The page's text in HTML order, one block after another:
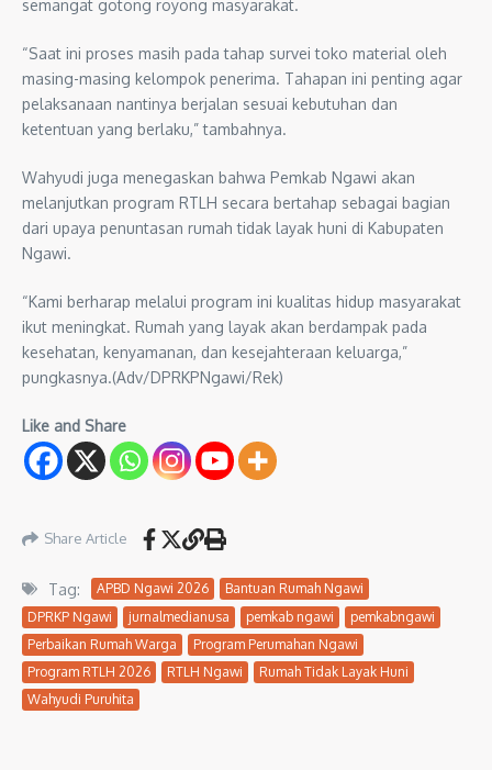
semangat gotong royong masyarakat.
“Saat ini proses masih pada tahap survei toko material oleh
masing-masing kelompok penerima. Tahapan ini penting agar
pelaksanaan nantinya berjalan sesuai kebutuhan dan
ketentuan yang berlaku,” tambahnya.
Wahyudi juga menegaskan bahwa Pemkab Ngawi akan
melanjutkan program RTLH secara bertahap sebagai bagian
dari upaya penuntasan rumah tidak layak huni di Kabupaten
Ngawi.
“Kami berharap melalui program ini kualitas hidup masyarakat
ikut meningkat. Rumah yang layak akan berdampak pada
kesehatan, kenyamanan, dan kesejahteraan keluarga,”
pungkasnya.(Adv/DPRKPNgawi/Rek)
Like and Share
Share Article
Tag: APBD Ngawi 2026
Bantuan Rumah Ngawi
DPRKP Ngawi
jurnalmedianusa pemkab ngawi
pemkabngawi
Perbaikan Rumah Warga
Program Perumahan Ngawi
Program RTLH 2026
RTLH Ngawi
Rumah Tidak Layak Huni
Wahyudi Puruhita